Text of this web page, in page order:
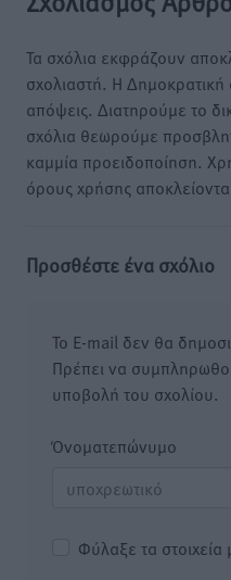
Τα σχόλια εκφράζουν
σχολιαστή. Η Δημοκρατική
απόψεις. Διατηρούμε το
σχόλια θεωρούμε
καμμία προειδοποίηση.
όρους χρήσης
Προσθέστε ένα σχόλιο
Το E-mail δεν θα
Πρέπει να
υποβολή του σχολίου.
Όνοματεπώνυμο
Φύλαξε τα